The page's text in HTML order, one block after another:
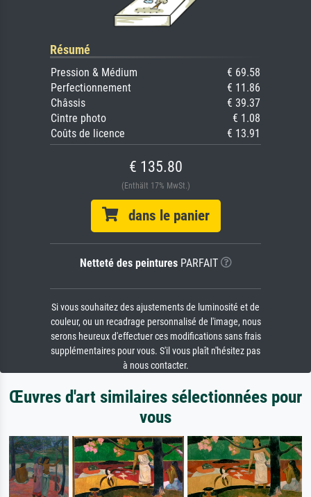
Résumé
Pression & Médium
€ 69.58
Perfectionnement
€ 11.86
Châssis
€ 39.37
Cintre photo
€ 1.08
Coûts de licence
€ 13.91
€ 135.80
(Enthält 17% MwSt.)
dans le panier
Netteté des peinturesPARFAIT
Si vous souhaitez des ajustements de luminosité et de
couleur, ou un recadrage personnalisé de l'image, nous
serons heureux d'effectuer ces modifications sans frais
supplémentaires pour vous. S'il vous plaît n'hésitez pas
à nous contacter.
Œuvres d'art similaires sélectionnées pour
vous